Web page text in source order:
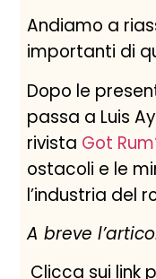
Andiamo a
importanti di
Dopo le
passa a Luis
rivista Got
ostacoli e le
l’industria del
A breve
Clicca sui link